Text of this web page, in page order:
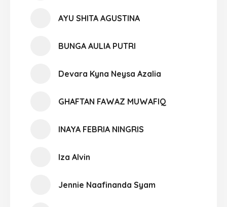
AYU SHITA AGUSTINA
BUNGA AULIA PUTRI
Devara Kyna Neysa Azalia
GHAFTAN FAWAZ MUWAFIQ
INAYA FEBRIA NINGRIS
Iza Alvin
Jennie Naafinanda Syam